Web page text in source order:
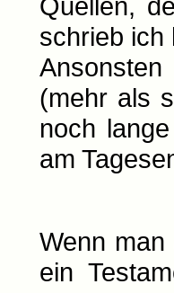
schrieb ich
(mehr als
noch
am
Wenn
ein